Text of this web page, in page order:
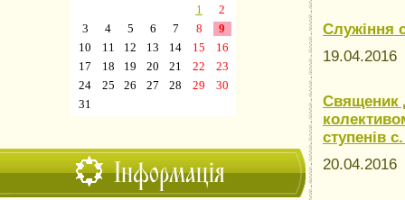
Інформація
Служіння
19.04.2016
Священик
ступенів
20.04.2016